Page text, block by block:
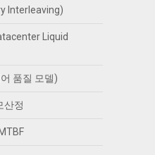
Interleaving)
Liquid
품질 모델)
산정